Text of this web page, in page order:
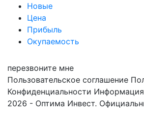
Новые
Цена
Прибыль
Окупаемость
перезвоните мне
Пользовательское соглашение
Конфиденциальности
2026 - Оптима Инвест.